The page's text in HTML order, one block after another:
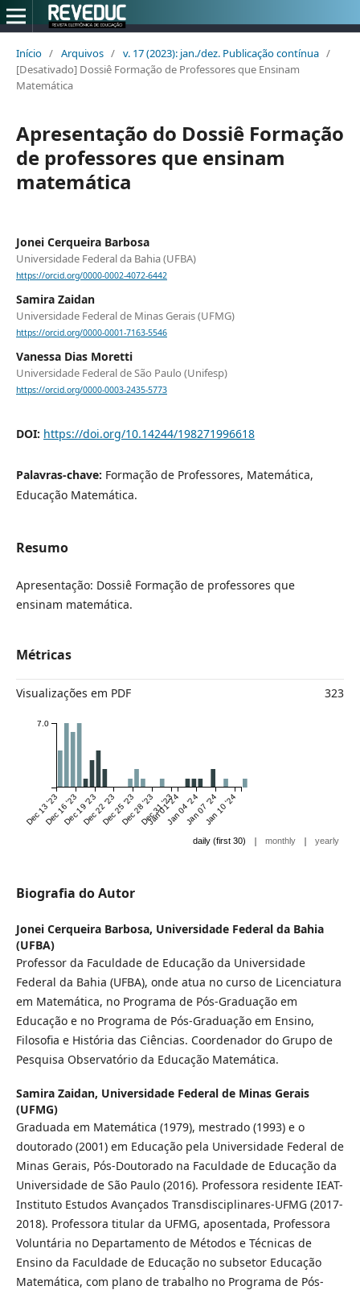
Início / Arquivos / v. 17 (2023): jan./dez. Publicação contínua /
[Desativado] Dossiê Formação de Professores que Ensinam
Matemática
Apresentação do Dossiê Formação
de professores que ensinam
matemática
Jonei Cerqueira Barbosa
Universidade Federal da Bahia (UFBA)
https://orcid.org/0000-0002-4072-6442
Samira Zaidan
Universidade Federal de Minas Gerais (UFMG)
https://orcid.org/0000-0001-7163-5546
Vanessa Dias Moretti
Universidade Federal de São Paulo (Unifesp)
https://orcid.org/0000-0003-2435-5773
DOI: https://doi.org/10.14244/198271996618
Palavras-chave: Formação de Professores, Matemática,
Educação Matemática.
Resumo
Apresentação: Dossiê Formação de professores que
ensinam matemática.
Métricas
Visualizações em PDF 323
Dec 13 '23Dec 16 '23Dec 19 '23Dec 22 '23Dec 25 '23Dec 28 '23Dec 31 '23
Jan 01 '24Jan 04 '24Jan 07 '24Jan 10 '24
7.0
daily (first 30) | monthly | yearly
Biografia do Autor
Jonei Cerqueira Barbosa, Universidade Federal da Bahia
(UFBA)
Professor da Faculdade de Educação da Universidade
Federal da Bahia (UFBA), onde atua no curso de Licenciatura
em Matemática, no Programa de Pós-Graduação em
Educação e no Programa de Pós-Graduação em Ensino,
Filosofia e História das Ciências. Coordenador do Grupo de
Pesquisa Observatório da Educação Matemática.
Samira Zaidan, Universidade Federal de Minas Gerais
(UFMG)
Graduada em Matemática (1979), mestrado (1993) e o
doutorado (2001) em Educação pela Universidade Federal de
Minas Gerais, Pós-Doutorado na Faculdade de Educação da
Universidade de São Paulo (2016). Professora residente IEAT-
Instituto Estudos Avançados Transdisciplinares-UFMG (2017-
2018). Professora titular da UFMG, aposentada, Professora
Voluntária no Departamento de Métodos e Técnicas de
Ensino da Faculdade de Educação no subsetor Educação
Matemática, com plano de trabalho no Programa de Pós-